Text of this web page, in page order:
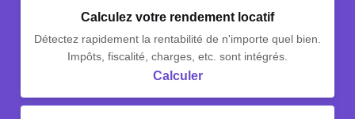
Calculez votre rendement locatif
Détectez rapidement la rentabilité de n'importe quel bien.
Impôts, fiscalité, charges, etc. sont intégrés.
Calculer